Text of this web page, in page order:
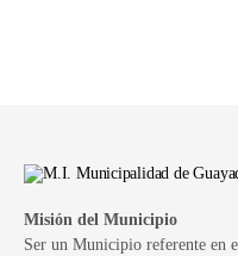
Misión del Municipio
Ser un Municipio referente en